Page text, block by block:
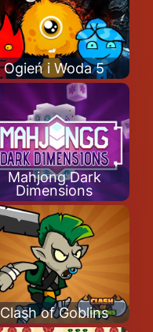
Ogień i Woda 5
Mahjong Dark
Dimensions
Clash of Goblins